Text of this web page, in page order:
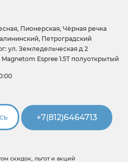
Пионерская, Чёрная речка
Петроградский
ул. Земледельческая д 2
Espree 1.5T полуоткрытый
+7(812)6464713
скидок, льгот и акций